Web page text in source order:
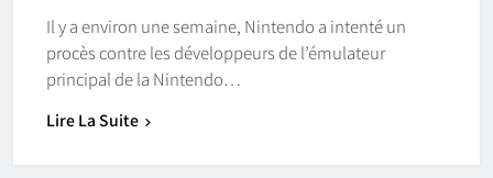
Il y a environ une semaine, Nintendo a intenté un
procès contre les développeurs de l’émulateur
principal de la Nintendo…
Lire La Suite